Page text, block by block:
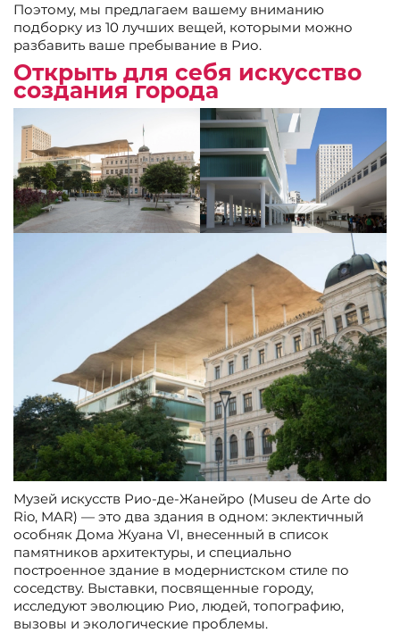
Поэтому, мы предлагаем вашему вниманию
подборку из 10 лучших вещей, которыми можно
разбавить ваше пребывание в Рио.
Открыть для себя искусство
создания города
Музей искусств Рио-де-Жанейро (Museu de Arte do
Rio, MAR) — это два здания в одном: эклектичный
особняк Дома Жуана VI, внесенный в список
памятников архитектуры, и специально
построенное здание в модернистском стиле по
соседству. Выставки, посвященные городу,
исследуют эволюцию Рио, людей, топографию,
вызовы и экологические проблемы.